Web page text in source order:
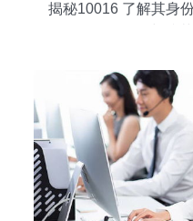
揭秘10016 了解其身